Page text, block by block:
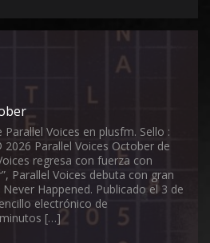
Voices en plusfm. Sello :
Parallel Voices October de
regresa con fuerza con
Parallel Voices debuta con gran
Happened. Publicado el 3 de
electrónico de
[…]